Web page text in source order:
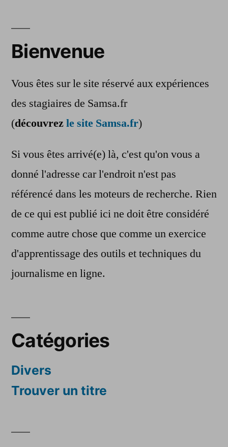
Bienvenue
Vous êtes sur le site réservé aux expériences
des stagiaires de Samsa.fr
(découvrezle site Samsa.fr)
Si vous êtes arrivé(e) là, c'est qu'on vous a
donné l'adresse car l'endroit n'est pas
référencé dans les moteurs de recherche. Rien
de ce qui est publié ici ne doit être considéré
comme autre chose que comme un exercice
d'apprentissage des outils et techniques du
journalisme en ligne.
Catégories
Divers
Trouver un titre